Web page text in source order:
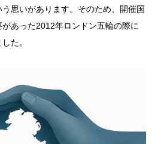
思いがあります。そのため、開催国
あった2012年ロンドン五輪の際に
た。